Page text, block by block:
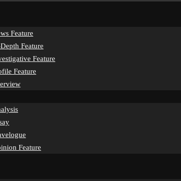
Feature
Feature
Feature
Feature
Feature